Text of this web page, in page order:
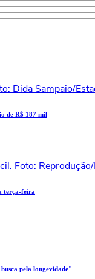
de R$ 187 mil
terça-feira
pela longevidade"